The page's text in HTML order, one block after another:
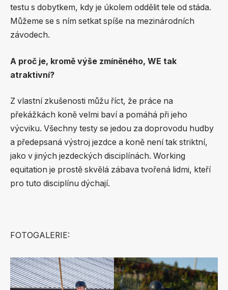
testu s dobytkem, kdy je úkolem oddělit tele od stáda.
Můžeme se s ním setkat spíše na mezinárodních
závodech.
A proč je, kromě výše zmíněného, WE tak
atraktivní?
Z vlastní zkušenosti můžu říct, že práce na
překážkách koně velmi baví a pomáhá při jeho
výcviku. Všechny testy se jedou za doprovodu hudby
a předepsaná výstroj jezdce a koně není tak striktní,
jako v jiných jezdeckých disciplínách. Working
equitation je prostě skvělá zábava tvořená lidmi, kteří
pro tuto disciplínu dýchají.
FOTOGALERIE: